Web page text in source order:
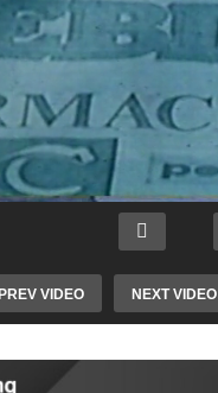
VIDEO NEXT VIDEO
Intro
Futsal